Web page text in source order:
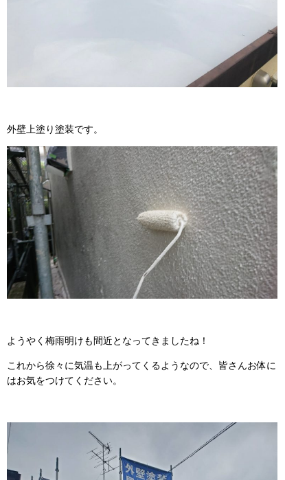
外壁上塗り塗装です。
ようやく梅雨明けも間近となってきましたね！
これから徐々に気温も上がってくるようなので、皆さんお体に
はお気をつけてください。